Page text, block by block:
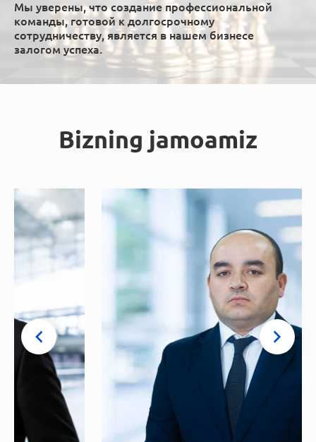
Мы уверены, что создание профессиональной
команды, готовой к долгосрочному
сотрудничеству, является в нашем бизнесе
залогом успеха.
Bizning jamoamiz